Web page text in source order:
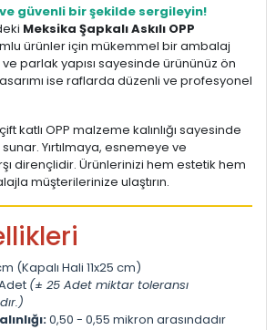
güvenli bir şekilde sergileyin!
Meksika Şapkalı Askılı OPP
ürünler için mükemmel bir ambalaj
parlak yapısı sayesinde ürününüz ön
ise raflarda düzenli ve profesyonel
katlı OPP malzeme kalınlığı sayesinde
sunar. Yırtılmaya, esnemeye ve
dirençlidir. Ürünlerinizi hem estetik hem
müşterilerinize ulaştırın.
(Kapalı Hali 11x25 cm)
(± 25 Adet miktar toleransı
0,50 - 0,55 mikron arasındadır